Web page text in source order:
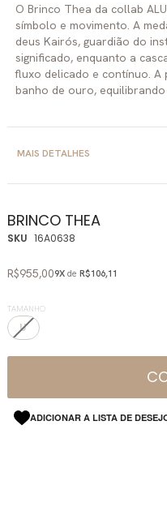
O Brinco Thea da collab
símbolo e movimento. A
deus Kairós, guardião do
significado, enquanto a
fluxo delicado e contínuo. A
banho de ouro,
MAIS DETALHES
BRINCO THEA
SKU 16A0638
R$955,009X de R$106,11
TAMANHO
U
ADICIONAR A LISTA DE